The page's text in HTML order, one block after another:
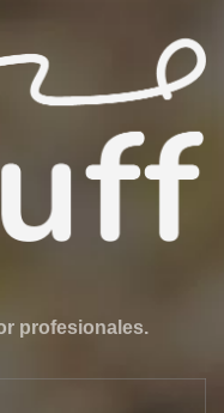
profesionales.